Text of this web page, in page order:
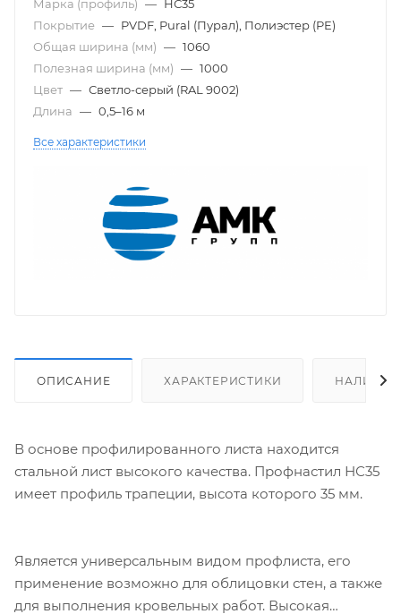
Марка (профиль) — НС35
Покрытие — PVDF, Pural (Пурал), Полиэстер (PE)
Общая ширина (мм) — 1060
Полезная ширина (мм) — 1000
Цвет — Светло-серый (RAL 9002)
Длина — 0,5–16 м
Все характеристики
ОПИСАНИЕ ХАРАКТЕРИСТИКИ НАЛИЧИЕ
В основе профилированного листа находится
стальной лист высокого качества. Профнастил НС35
имеет профиль трапеции, высота которого 35 мм.
Является универсальным видом профлиста, его
применение возможно для облицовки стен, а также
для выполнения кровельных работ. Высокая